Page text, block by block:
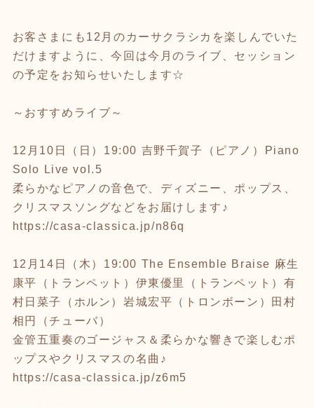
お客さまにも 12 月のカーサクラシカを楽しんでいた
だけますように、今回は今月のライブ、セッション
の予定をお知らせいたします☆
～おすすめライブ～
12 月 10 日（日） 19:00 吉野千賀子（ピアノ）
Piano
Solo Live vol.5
柔らかなピアノの音色で、ディズニー、ポップス、
クリスマスソングなどをお届けします♪
https://casa-classica.jp/n86q
12 月 14 日（木） 19:00 The Ensemble Braise 麻生
康平（トランペット）伊東優里（トランペット）有
村日菜子（ホルン）岩城宏平（トロンボーン）田村
相円（チューバ）
金管五重奏のゴージャス＆柔らかな響きで楽しむポ
ップスやクリスマスの名曲♪
https://casa-classica.jp/z6m5